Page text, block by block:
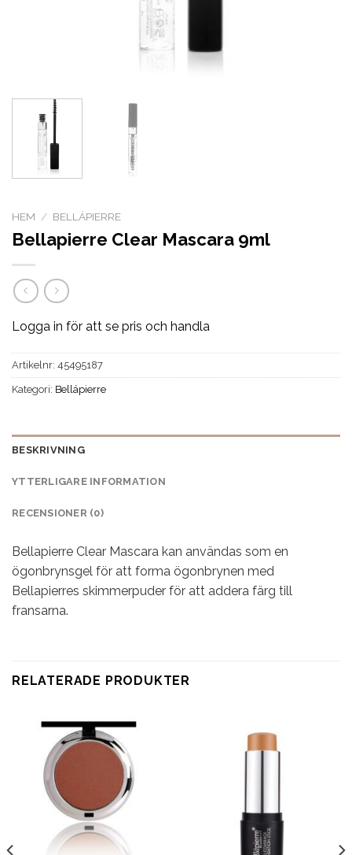
HEM / BELLÁPIERRE
Bellapierre Clear Mascara 9ml
Logga in för att se pris och handla
Artikelnr: 45495187
Kategori: Bellápierre
BESKRIVNING
YTTERLIGARE INFORMATION
RECENSIONER (0)
Bellapierre Clear Mascara kan användas som en
ögonbrynsgel för att forma ögonbrynen med
Bellapierres skimmerpuder för att addera färg till
fransarna.
RELATERADE PRODUKTER